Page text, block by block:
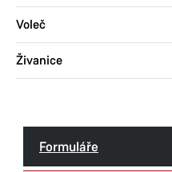
Voleč
Živanice
Formuláře